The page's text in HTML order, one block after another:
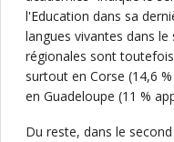
l'Education dans sa
langues vivantes dans
régionales sont toutefois
surtout en Corse (14,6
en Guadeloupe (11 %
Du reste, dans le